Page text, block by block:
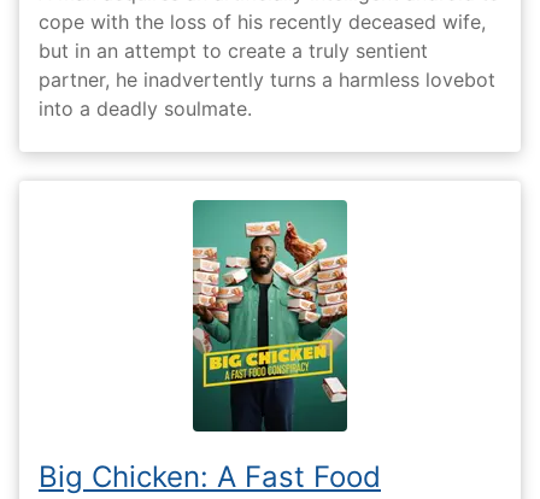
cope with the loss of his recently deceased wife,
but in an attempt to create a truly sentient
partner, he inadvertently turns a harmless lovebot
into a deadly soulmate.
Big Chicken: A Fast Food